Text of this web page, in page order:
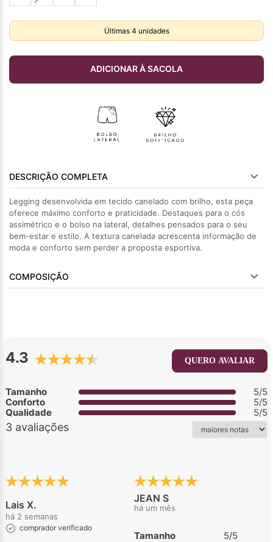
Últimas 4 unidades
ADICIONAR À SACOLA
DESCRIÇÃO COMPLETA
Legging desenvolvida em tecido canelado com brilho, esta peça
oferece máximo conforto e praticidade. Destaques para o cós
assimétrico e o bolso na lateral, detalhes pensados para o seu
bem-estar e estilo. A textura canelada acrescenta informação de
moda e conforto sem perder a proposta esportiva.
COMPOSIÇÃO
4.3
Tamanho
5/5
Conforto
5/5
Qualidade
5/5
QUERO AVALIAR
3 avaliações
Lais X.
há 2 semanas
comprador verificado
JEAN S
há um mês
Tamanho 5/5